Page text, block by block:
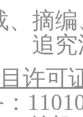
、摘
追
许可